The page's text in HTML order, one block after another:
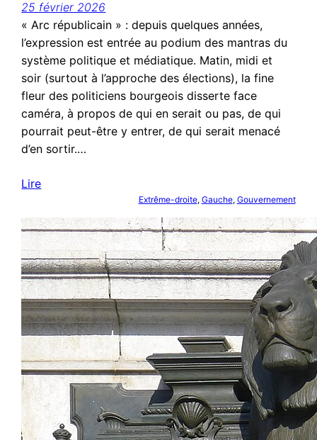
25 février 2026
« Arc républicain » : depuis quelques années,
l’expression est entrée au podium des mantras du
système politique et médiatique. Matin, midi et
soir (surtout à l’approche des élections), la fine
fleur des politiciens bourgeois disserte face
caméra, à propos de qui en serait ou pas, de qui
pourrait peut-être y entrer, de qui serait menacé
d’en sortir.…
Lire
Extrême-droite, Gauche, Gouvernement